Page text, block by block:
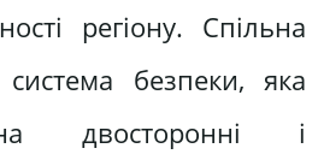
регіону. Спільна
безпеки, яка
двосторонні і